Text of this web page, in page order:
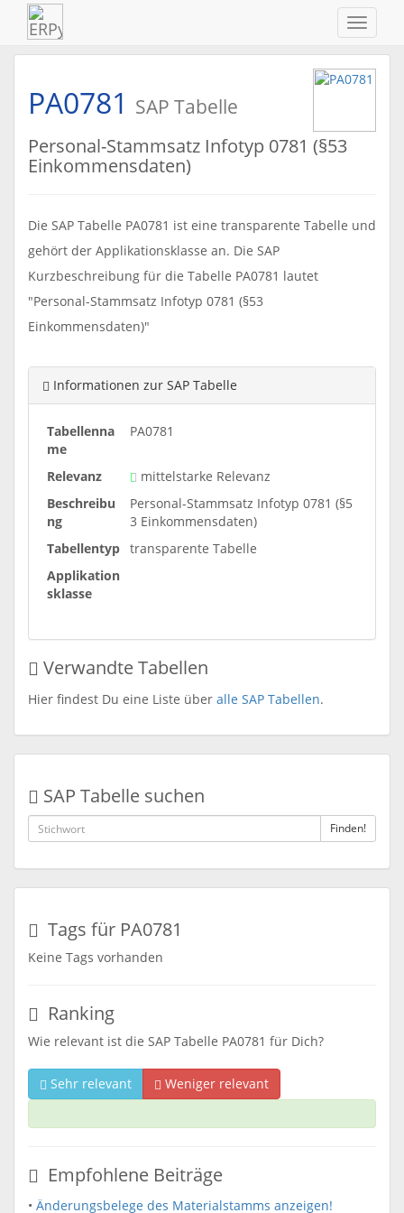
ein-/
PA0781 SAP Tabelle
Personal-Stammsatz Infotyp 0781 (§53
Einkommensdaten)
Die SAP Tabelle PA0781 ist eine transparente Tabelle und
gehört der Applikationsklasse an. Die SAP
Kurzbeschreibung für die Tabelle PA0781 lautet
"Personal-Stammsatz Infotyp 0781 (§53
Einkommensdaten)"
Informationen zur SAP Tabelle
Tabellenna
me
PA0781
Relevanz
mittelstarke Relevanz
Beschreibu
ng
Personal-Stammsatz Infotyp 0781 (§5
3 Einkommensdaten)
Tabellentyp transparente Tabelle
Applikation
sklasse
Verwandte Tabellen
Hier findest Du eine Liste über alle SAP Tabellen.
SAP Tabelle suchen
Finden!
Tags für PA0781
Keine Tags vorhanden
Ranking
Wie relevant ist die SAP Tabelle PA0781 für Dich?
Sehr relevant Weniger relevant
Empfohlene Beiträge
• Änderungsbelege des Materialstamms anzeigen!